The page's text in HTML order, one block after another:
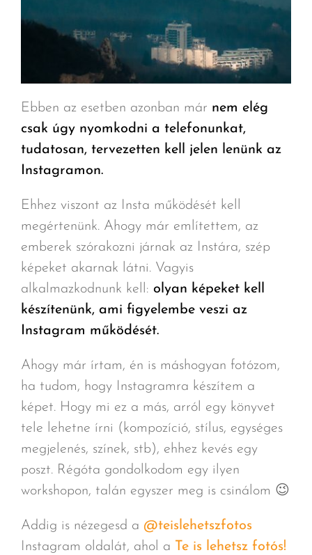
Ebben az esetben azonban már nem elég
csak úgy nyomkodni a telefonunkat,
tudatosan, tervezetten kell jelen lenünk az
Instagramon.
Ehhez viszont az Insta működését kell
megértenünk. Ahogy már említettem, az
emberek szórakozni járnak az Instára, szép
képeket akarnak látni. Vagyis
alkalmazkodnunk kell: olyan képeket kell
készítenünk, ami figyelembe veszi az
Instagram működését.
Ahogy már írtam, én is máshogyan fotózom,
ha tudom, hogy Instagramra készítem a
képet. Hogy mi ez a más, arról egy könyvet
tele lehetne írni (kompozíció, stílus, egységes
megjelenés, színek, stb), ehhez kevés egy
poszt. Régóta gondolkodom egy ilyen
workshopon, talán egyszer meg is csinálom 😉
Addig is nézegesd a @teislehetszfotos
Instagram oldalát, ahol a Te is lehetsz fotós!